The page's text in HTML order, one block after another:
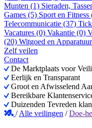
Munten (1) Sieraden,
Games (5) Sport en Fitness
Telecommunicatie (37)
Vacatures (0) Vakantie (0)
(20) Witgoed en
Zelf veilen
Contact
De Marktplaats voor
Eerlijk en Transparant
Groot en Afwisselend
Bereikbare
Duizenden Tevreden
/Alle veilingen /Doe-